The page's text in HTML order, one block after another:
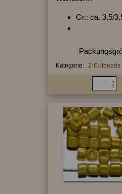
Gr.: ca. 3,5/
Kategorie: 2-Cutbeads